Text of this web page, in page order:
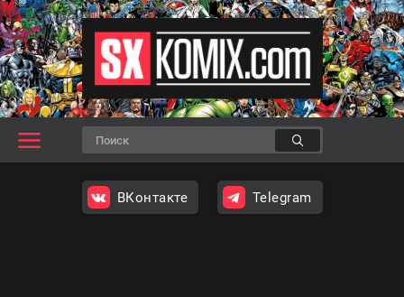
ВКонтакте Telegram